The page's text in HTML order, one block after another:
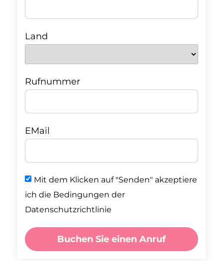
Land
Rufnummer
EMail
Mit dem Klicken auf "Senden" akzeptiere
ich die Bedingungen der
Datenschutzrichtlinie
Buchen Sie einen Anruf